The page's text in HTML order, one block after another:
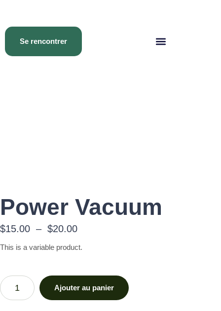
Se rencontrer
Power Vacuum
$15.00 – $20.00
This is a variable product.
Ajouter au panier